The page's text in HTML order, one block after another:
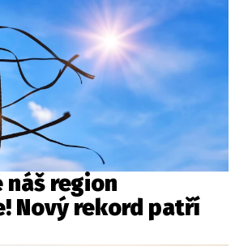
náš region
Nový rekord patří